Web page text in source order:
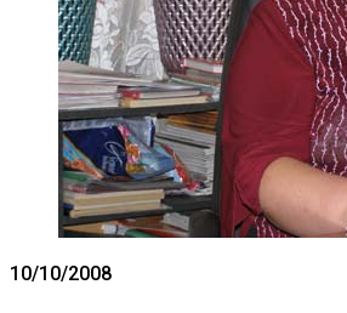
10/10/2008